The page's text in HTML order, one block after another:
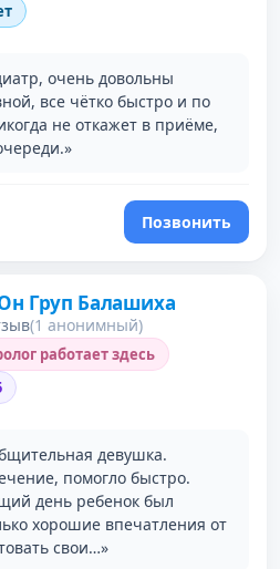
очень довольны
все чётко быстро и по
не откажет в приёме,
Позвонить
Груп Балашиха
(1 анонимный)
работает здесь
девушка.
помогло быстро.
день ребенок был
хорошие впечатления от
свои…»